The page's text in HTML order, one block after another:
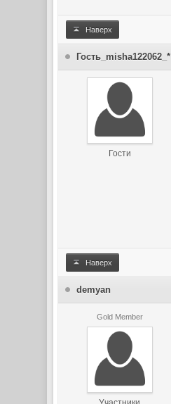
Наверх
Гость_misha122062_*
Гости
Наверх
demyan
Gold Member